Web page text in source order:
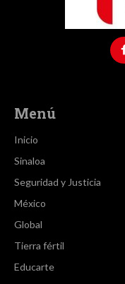
Menú
Inicio
Sinaloa
Seguridad y Justicia
México
Global
Tierra fértil
Educarte